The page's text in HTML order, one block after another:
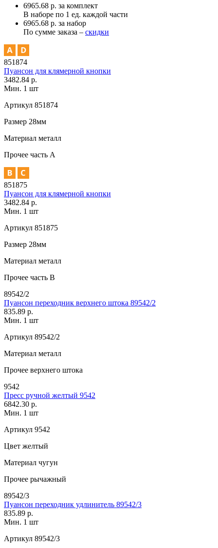
6965.68 р. за комплект
В наборе по 1 ед. каждой части
6965.68 р. за набор
По сумме заказа – скидки
851874
Пуансон для клямерной кнопки
3482.84 р.
Мин. 1 шт
Артикул 851874
Размер 28мм
Материал металл
Прочее часть A
851875
Пуансон для клямерной кнопки
3482.84 р.
Мин. 1 шт
Артикул 851875
Размер 28мм
Материал металл
Прочее часть В
89542/2
Пуансон переходник верхнего штока 89542/2
835.89 р.
Мин. 1 шт
Артикул 89542/2
Материал металл
Прочее верхнего штока
9542
Пресс ручной желтый 9542
6842.30 р.
Мин. 1 шт
Артикул 9542
Цвет желтый
Материал чугун
Прочее рычажный
89542/3
Пуансон переходник удлинитель 89542/3
835.89 р.
Мин. 1 шт
Артикул 89542/3